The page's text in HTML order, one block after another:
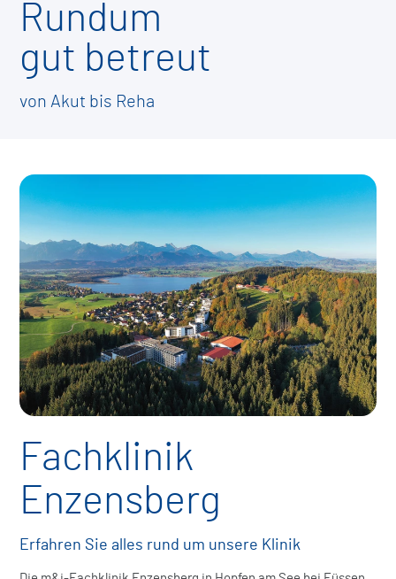
Rundum
gut betreut
von Akut bis Reha
Fachklinik
Enzensberg
Erfahren Sie alles rund um unsere Klinik